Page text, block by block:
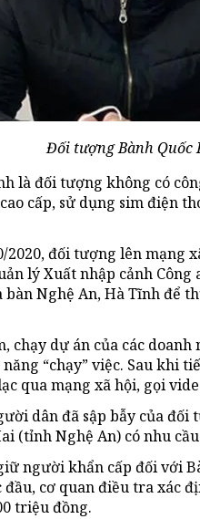
Đối tượng Bành Quốc
là đối tượng không có
cấp, sử dụng sim điện
đối tượng lên mạng
lý Xuất nhập cảnh
Nghệ An, Hà Tĩnh để
chạy dự án của các
“chạy” việc. Sau khi
qua mạng xã hội, gọi
dân đã sập bẫy của đối
(tỉnh Nghệ An) có nhu
người khẩn cấp đối với
cơ quan điều tra xác
triệu đồng.